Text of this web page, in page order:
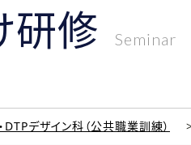
研修 Seminar
DTPデザイン科（公共職業訓練）